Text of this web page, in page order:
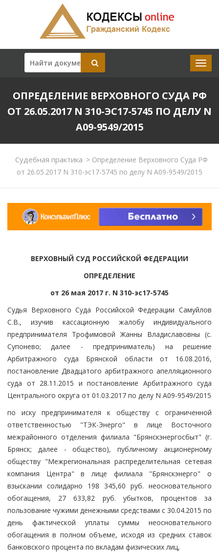
ОПРЕДЕЛЕНИЕ ВЕРХОВНОГО СУДА РФ
ОТ 26.05.2017 N 310-ЭС17-5745 ПО ДЕЛУ N
А09-9549/2015
Судебная практика >Определение Верховного Суда РФ
от 26.05.2017 N 310-эс17-5745 по делу N А09-9549/2015
ВЕРХОВНЫЙ СУД РОССИЙСКОЙ ФЕДЕРАЦИИ
ОПРЕДЕЛЕНИЕ
от 26 мая 2017 г. N 310-эс17-5745
Судья Верховного Суда Российской Федерации Самуйлов
С.В., изучив кассационную жалобу индивидуального
предпринимателя Трофимовой Жанны Владиславовны (с.
Супонево; далее - предприниматель) на решение
Арбитражного суда Брянской области от 16.08.2016,
постановление Двадцатого арбитражного апелляционного
суда от 28.11.2015 и постановление Арбитражного суда
Центрального округа от 01.03.2017 по делу N А09-9549/2015
по иску предпринимателя к обществу с ограниченной
ответственностью "ТЭК-Энерго" в лице Восточного
межрайонного отделения филиала "Брянскэнергосбыт" (г.
Брянск; далее - общество), публичному акционерному
обществу "Межрегиональная распределительная сетевая
компания Центра" в лице филиала "Брянскэнерго" о
взыскании солидарно 198 345,60 руб. неосновательного
обогащения, 27 633,82 руб. убытков, процентов за
пользование чужими денежными средствами с 30.04.2015 по
день фактической уплаты суммы неосновательного
обогащения в полном объеме, исходя из средних ставок
банковского процента по вкладам физических лиц,